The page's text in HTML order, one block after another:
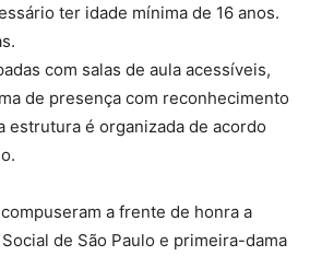
ter idade mínima de 16 anos.
com salas de aula acessíveis,
de presença com reconhecimento
estrutura é organizada de acordo
a frente de honra a
de São Paulo e primeira-dama